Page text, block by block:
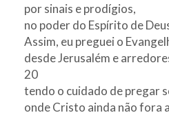
por sinais e prodígios,
no poder do Espírito de
Assim, eu preguei o
desde Jerusalém e
20
tendo o cuidado de pregar
onde Cristo ainda não fora